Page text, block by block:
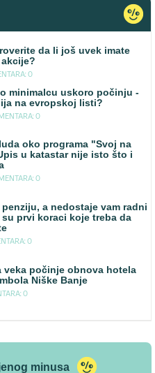
da li još uvek imate
0
minimalcu uskoro počinju -
na evropskoj listi?
0
oko programa "Svoj na
u katastar nije isto što i
0
a nedostaje vam radni
prvi koraci koje treba da
0
veka počinje obnova hotela
Niške Banje
0
minusa